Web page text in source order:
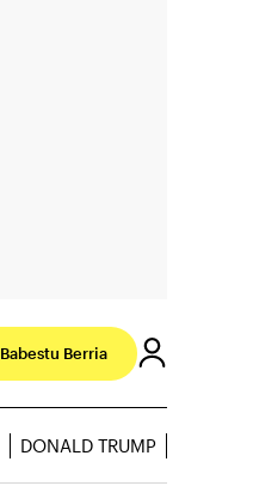
Babestu Berria
DONALD TRUMP